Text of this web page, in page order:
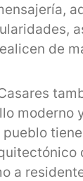
de
moderno
pueblo
a